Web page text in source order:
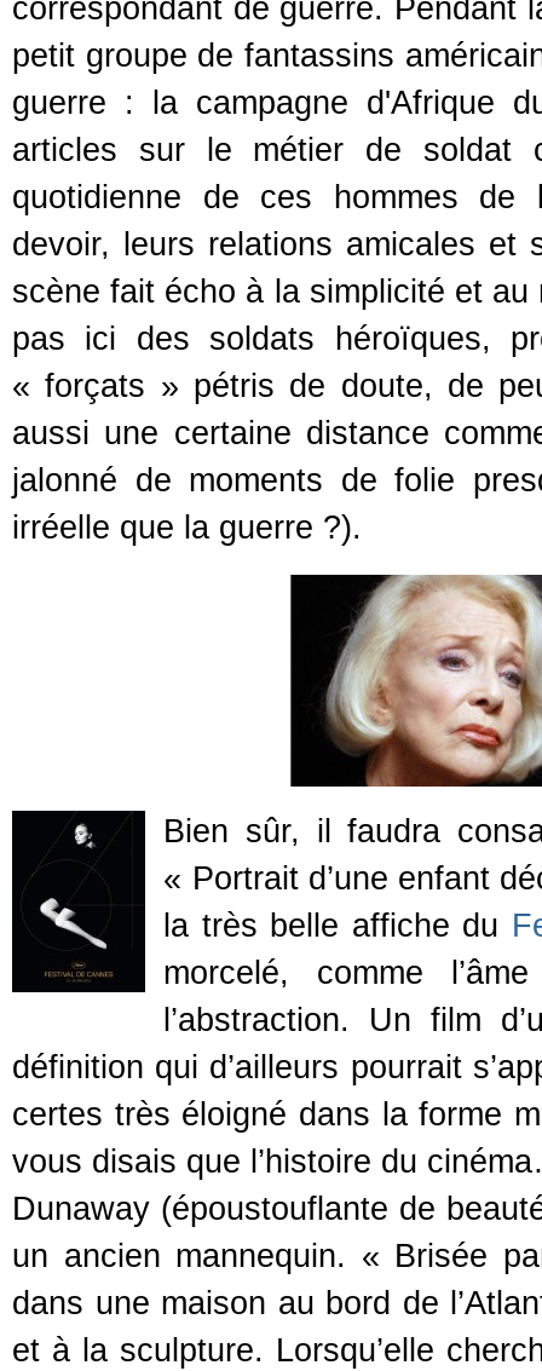
correspondant de guerre. Pendant
petit groupe de fantassins
guerre : la campagne d'Afrique
articles sur le métier de soldat
quotidienne de ces hommes de
devoir, leurs relations amicales et
scène fait écho à la simplicité et
pas ici des soldats héroïques,
« forçats » pétris de doute, de
aussi une certaine distance
jalonné de moments de folie
irréelle que la guerre ?).
Bien sûr, il faudra
« Portrait d’une enfant
la très belle affiche du
morcelé, comme
l’abstraction. Un film
définition qui d’ailleurs pourrait
certes très éloigné dans la forme
vous disais que l’histoire du
Dunaway (époustouflante de
un ancien mannequin. « Brisée
dans une maison au bord de
et à la sculpture. Lorsqu’elle